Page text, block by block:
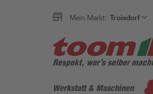
Mein Markt: Troisdorf
Werkstatt & Maschinen